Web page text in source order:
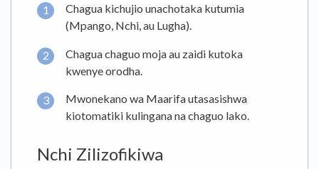
Chagua kichujio unachotaka kutumia
(Mpango, Nchi, au Lugha).
Chagua chaguo moja au zaidi kutoka
kwenye orodha.
Mwonekano wa Maarifa utasasishwa
kiotomatiki kulingana na chaguo lako.
Nchi Zilizofikiwa